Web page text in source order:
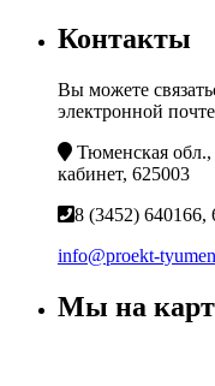
Контакты
Вы можете
электронной
Тюменская
кабинет, 625003
8 (3452) 640166,
info@proekt-
Мы на